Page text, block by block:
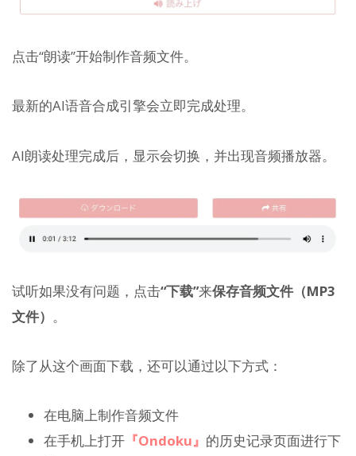
点击“朗读”开始制作音频文件。
最新的AI语音合成引擎会立即完成处理。
AI朗读处理完成后，显示会切换，并出现音频播放器。
试听如果没有问题，点击“下载”来保存音频文件（MP3
文件） 。
除了从这个画面下载，还可以通过以下方式：
在电脑上制作音频文件
在手机上打开 『Ondoku』 的历史记录页面进行下